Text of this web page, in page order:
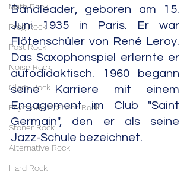
Math Rock
Prog Rock
Post Rock
Noise Rock
Glam Rock
Psychedelic/Space Rock
Stoner Rock
Alternative Rock
Hard Rock
Bandleader, geboren am 15.
Juni 1935 in Paris. Er war
Flötenschüler von René Leroy.
Das Saxophonspiel erlernte er
autodidaktisch. 1960 begann
seine Karriere mit einem
Engagement im Club "Saint
Germain", den er als seine
Jazz-Schule bezeichnet.